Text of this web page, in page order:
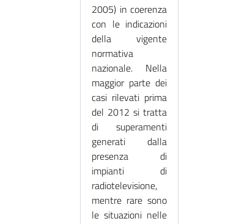
2005) in coerenza
con le indicazioni
della vigente
normativa
nazionale. Nella
maggior parte dei
casi rilevati prima
del 2012 si tratta
di superamenti
generati dalla
presenza di
impianti di
radiotelevisione,
mentre rare sono
le situazioni nelle